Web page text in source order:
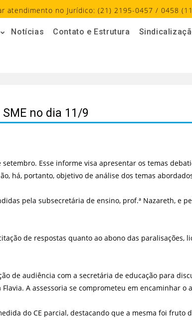
atendimento no Jurídico: (21) 2195-0457 / 0458
Notícias Contato e Estrutura
no dia 11/9
Esse informe visa apresentar os temas
há, portanto, objetivo de análise dos temas
pela subsecretária de ensino, prof.ª Nazareth, e
de respostas quanto ao abono das
de audiência com a secretária de educação para
A assessoria se comprometeu em encaminhar o
do CE parcial, destacando que a mesma foi